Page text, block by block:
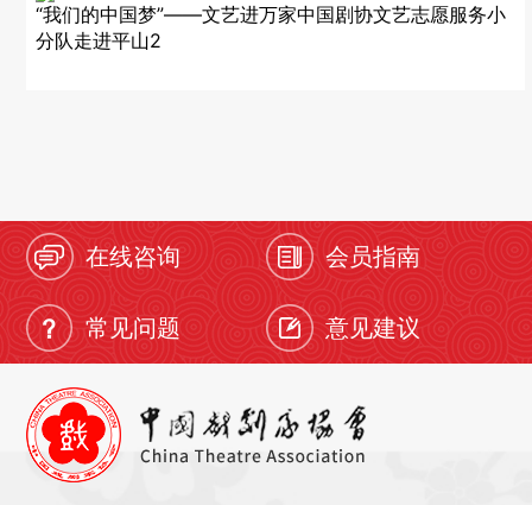
“我们的中国梦”——文艺进万家中国剧协文艺志愿服务小
分队走进平山2
在线咨询 会员指南
常见问题 意见建议